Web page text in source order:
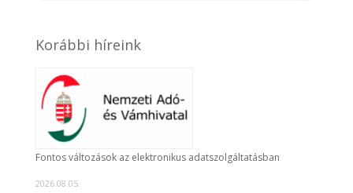
Korábbi híreink
Fontos változások az elektronikus adatszolgáltatásban
2026.08.05.